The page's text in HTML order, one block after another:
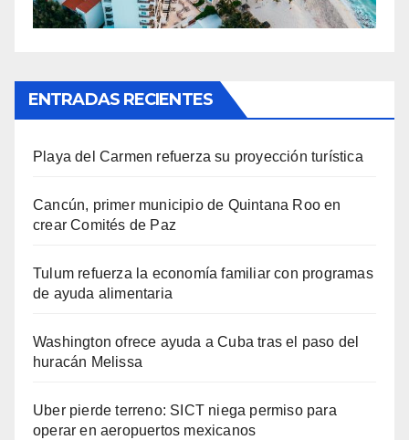
ENTRADAS RECIENTES
Playa del Carmen refuerza su proyección turística
Cancún, primer municipio de Quintana Roo en
crear Comités de Paz
Tulum refuerza la economía familiar con programas
de ayuda alimentaria
Washington ofrece ayuda a Cuba tras el paso del
huracán Melissa
Uber pierde terreno: SICT niega permiso para
operar en aeropuertos mexicanos